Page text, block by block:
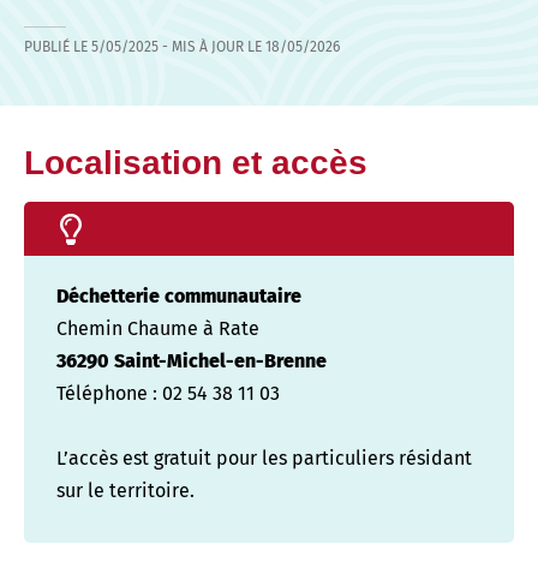
PUBLIÉ LE 5/05/2025 - MIS À JOUR LE 18/05/2026
Localisation et accès
Déchetterie communautaire
Chemin Chaume à Rate
36290 Saint-Michel-en-Brenne
Téléphone : 02 54 38 11 03
L’accès est gratuit pour les particuliers résidant
sur le territoire.